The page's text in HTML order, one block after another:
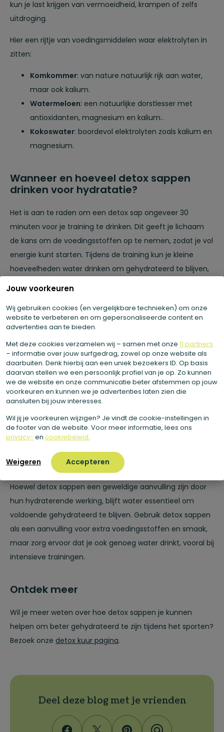
Jouw voorkeuren
Wij gebruiken cookies (en vergelijkbare technieken) om onze
website te verbeteren en om gepersonaliseerde content en
advertenties aan te bieden.
Met deze cookies verzamelen wij – samen met onze 11 partners
– informatie over jouw surfgedrag, zowel op onze website als
daarbuiten. Denk hierbij aan een uniek bezoekers ID. Op basis
daarvan stellen we een persoonlijk profiel van je op. Zo kunnen
we de website en onze communicatie beter afstemmen op jouw
voorkeuren en kunnen we je advertenties laten zien die
aansluiten bij jouw interesses.
Wil jij je voorkeuren wijzigen? Je vindt de cookie-instellingen in
de footer van de website. Voor meer informatie, lees ons
privacy- en cookiebeleid.
Weigeren Accepteren
kun je last krijgen van vermoeidheid, krampen of zelfs
uitdroging.
Hier een rijtje van voedingsmiddelen waar elektrolyten in
zitten:
Komkommer: van nature natuurlijk rijk aan water,
maar ook kalium.
Watermeloen: een natuurlijke dorstlesser met
antioxidanten, magnesium en kalium..
Kokoswater: boordevol elektrolyten zoals kalium en
magnesium.
Wanneer en hoeveel detox sappen
drinken voor hydratatie?
Het is aan te raden om een detox sap ongeveer 30
minuten voor je training te drinken. Dit geeft je lichaam
de kans om de voedingsstoffen op te nemen, zodat je vol
energie kunt starten. Tijdens de training kun je kleine
hoeveelheden water drinken om gehydrateerd te blijven,
Veelgestelde vragen
Zijn detox sappen beter dan sportdranken?
Sportdranken bevatten over het algemeen bewerkte
suikers en kunstmatige toevoegingen. Detox sappen van
Sapje bevatten daarentegen natuurlijke biologische
producten. In dat opzicht zou je kunnen stellen dat detox
sappen beter zijn dan de meeste sportdranken… maar de
keuze is aan jou!
Kan ik water vervangen door detox sappen?
Hoewel detox sappen een geweldige aanvulling zijn door
hun hydraterende werking, blijft water essentieel om
voldoende gehydrateerd te blijven. Gebruik detox sappen
als een aanvulling voor extra voedingsstoffen en smaak,
maar zorg ervoor dat je ook genoeg water drinkt, vooral bij
intensieve trainingen.
Ontdek meer
Wil je meer weten over hoe detox sappen je kunnen
helpen om beter gehydrateerd te zijn tijdens het sporten?
Bezoek onze detox kuur pagina.
Deel deze blog met je vrienden